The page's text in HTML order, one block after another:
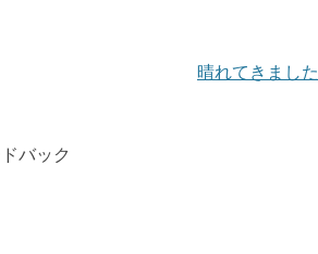
晴れてきました
バック